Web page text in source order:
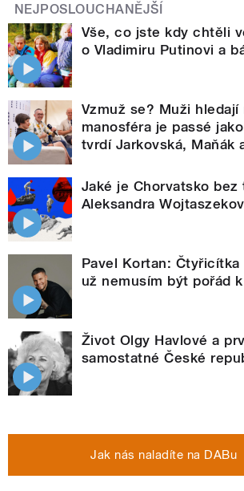
NEJPOSLOUCHANĚJŠÍ
Vše, co jste kdy chtěli
o Vladimiru Putinovi a
Vzmuž se? Muži hledají
manosféra je passé
tvrdí Jarkovská, Maňák
Jaké je Chorvatsko bez
Aleksandra
Pavel Kortan: Čtyřicítka
už nemusím být pořád
Život Olgy Havlové a
samostatné České
Jak nás naladíte na DABu